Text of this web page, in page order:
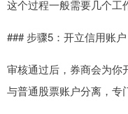
这个过程一般需要几个工
### 步骤5：开立信用账户
审核通过后，券商会为你
与普通股票账户分离，专